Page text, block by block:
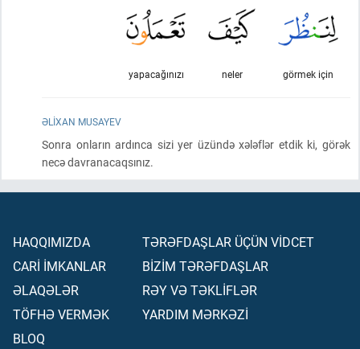
görmek için
neler
yapacağınızı
ƏLIXAN MUSAYEV
Sonra onların ardınca sizi yer üzündə xələflər etdik ki, görək
necə davranacaqsınız.
HAQQIMIZDA
CARİ İMKANLAR
ƏLAQƏLƏR
TÖFHƏ VERMƏK
BLOQ
TƏRƏFDAŞLAR ÜÇÜN VİDCET
BİZİM TƏRƏFDAŞLAR
RƏY VƏ TƏKLİFLƏR
YARDIM MƏRKƏZİ